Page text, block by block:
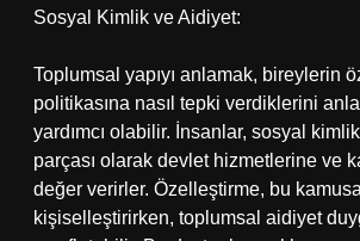
Sosyal Kimlik ve Aidiyet:
Toplumsal yapıyı anlamak, bireylerin
politikasına nasıl tepki verdiklerini
yardımcı olabilir. İnsanlar, sosyal
parçası olarak devlet hizmetlerine ve
değer verirler. Özelleştirme, bu
kişiselleştirirken, toplumsal aidiyet